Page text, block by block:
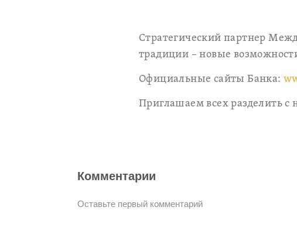
Стратегический партнер
традиции – новые
Официальные сайты Банка:
Приглашаем всех разделить с
Комментарии
Оставьте первый комментарий